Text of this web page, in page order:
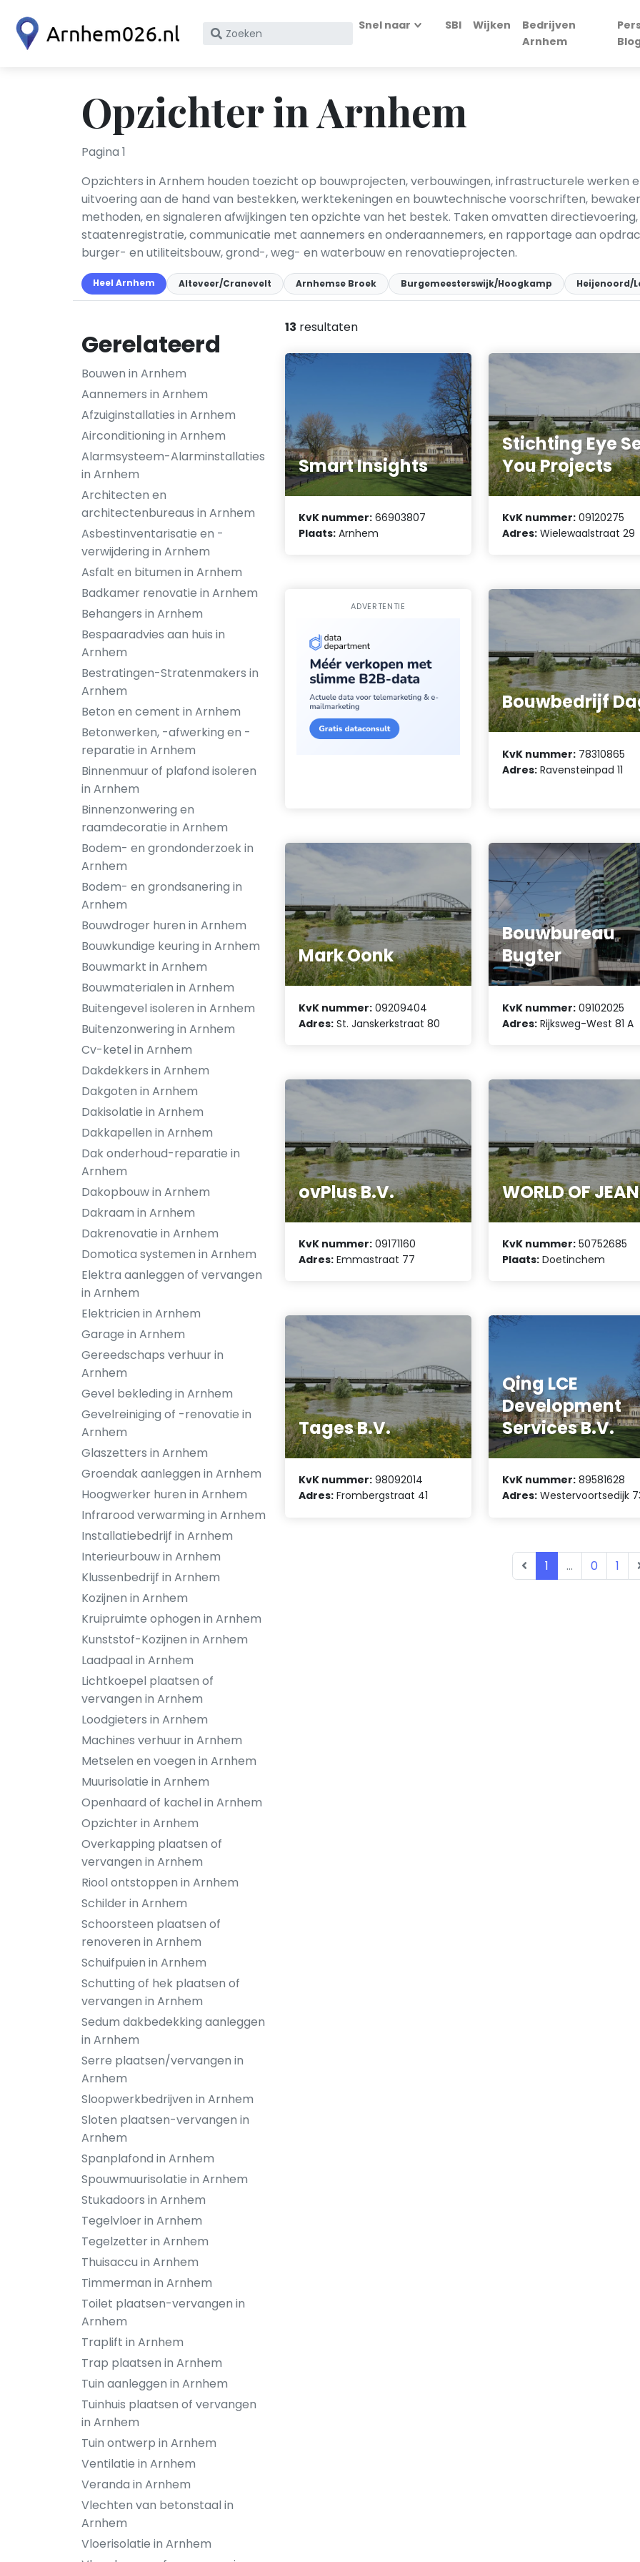
Zoek
KvK
nummer
Snel naar SBI Wijken
Bedrijven
Arnhem
Opzichter in Arnhem
Pagina 1
Opzichters in Arnhem houden toezicht op bouwprojecten, verbouwingen, infrastructurele werken
uitvoering aan de hand van bestekken, werktekeningen en bouwtechnische voorschriften,
methoden, en signaleren afwijkingen ten opzichte van het bestek. Taken omvatten
staatenregistratie, communicatie met aannemers en onderaannemers, en rapportage aan
burger- en utiliteitsbouw, grond-, weg- en waterbouw en renovatieprojecten.
Heel Arnhem Alteveer/Cranevelt Arnhemse Broek Burgemeesterswijk/Hoogkamp Heijenoord/
Gerelateerd
Bouwen in Arnhem
Aannemers in Arnhem
Afzuiginstallaties in Arnhem
Airconditioning in Arnhem
Alarmsysteem-Alarminstallaties
in Arnhem
Architecten en
architectenbureaus in Arnhem
Asbestinventarisatie en -
verwijdering in Arnhem
Asfalt en bitumen in Arnhem
Badkamer renovatie in Arnhem
Behangers in Arnhem
Bespaaradvies aan huis in
Arnhem
Bestratingen-Stratenmakers in
Arnhem
Beton en cement in Arnhem
Betonwerken, -afwerking en -
reparatie in Arnhem
Binnenmuur of plafond isoleren
in Arnhem
Binnenzonwering en
raamdecoratie in Arnhem
Bodem- en grondonderzoek in
Arnhem
Bodem- en grondsanering in
Arnhem
Bouwdroger huren in Arnhem
Bouwkundige keuring in Arnhem
Bouwmarkt in Arnhem
Bouwmaterialen in Arnhem
Buitengevel isoleren in Arnhem
Buitenzonwering in Arnhem
Cv-ketel in Arnhem
Dakdekkers in Arnhem
Dakgoten in Arnhem
Dakisolatie in Arnhem
Dakkapellen in Arnhem
Dak onderhoud-reparatie in
Arnhem
Dakopbouw in Arnhem
Dakraam in Arnhem
Dakrenovatie in Arnhem
Domotica systemen in Arnhem
Elektra aanleggen of vervangen
in Arnhem
Elektricien in Arnhem
Garage in Arnhem
Gereedschaps verhuur in
Arnhem
Gevel bekleding in Arnhem
Gevelreiniging of -renovatie in
Arnhem
Glaszetters in Arnhem
Groendak aanleggen in Arnhem
Hoogwerker huren in Arnhem
Infrarood verwarming in Arnhem
Installatiebedrijf in Arnhem
Interieurbouw in Arnhem
Klussenbedrijf in Arnhem
Kozijnen in Arnhem
Kruipruimte ophogen in Arnhem
Kunststof-Kozijnen in Arnhem
Laadpaal in Arnhem
Lichtkoepel plaatsen of
vervangen in Arnhem
Loodgieters in Arnhem
Machines verhuur in Arnhem
Metselen en voegen in Arnhem
Muurisolatie in Arnhem
Openhaard of kachel in Arnhem
Opzichter in Arnhem
Overkapping plaatsen of
vervangen in Arnhem
Riool ontstoppen in Arnhem
Schilder in Arnhem
Schoorsteen plaatsen of
renoveren in Arnhem
Schuifpuien in Arnhem
Schutting of hek plaatsen of
vervangen in Arnhem
Sedum dakbedekking aanleggen
in Arnhem
Serre plaatsen/vervangen in
Arnhem
Sloopwerkbedrijven in Arnhem
Sloten plaatsen-vervangen in
Arnhem
Spanplafond in Arnhem
Spouwmuurisolatie in Arnhem
Stukadoors in Arnhem
Tegelvloer in Arnhem
Tegelzetter in Arnhem
Thuisaccu in Arnhem
Timmerman in Arnhem
Toilet plaatsen-vervangen in
Arnhem
Traplift in Arnhem
Trap plaatsen in Arnhem
Tuin aanleggen in Arnhem
Tuinhuis plaatsen of vervangen
in Arnhem
Tuin ontwerp in Arnhem
Ventilatie in Arnhem
Veranda in Arnhem
Vlechten van betonstaal in
Arnhem
Vloerisolatie in Arnhem
13 resultaten
Smart Insights
KvK nummer: 66903807
Plaats: Arnhem
Stichting Eye
You Projects
KvK nummer: 09120275
Adres: Wielewaalstraat 29
ADVERTENTIE
Bouwbedrijf
KvK nummer: 78310865
Adres: Ravensteinpad 11
Mark Oonk
KvK nummer: 09209404
Adres: St. Janskerkstraat 80
Bouwbureau
Bugter
KvK nummer: 09102025
Adres: Rijksweg-West 81 A
ovPlus B.V.
KvK nummer: 09171160
Adres: Emmastraat 77
WORLD OF JEAN
KvK nummer: 50752685
Plaats: Doetinchem
Tages B.V.
KvK nummer: 98092014
Adres: Frombergstraat 41
Qing LCE
Development
Services B.V.
KvK nummer: 89581628
Adres: Westervoortsedijk
1 ... 0 1